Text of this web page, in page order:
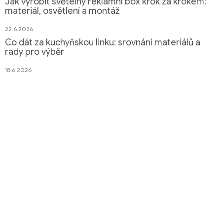
materiál, osvětlení a montáž
22.6.2026
Co dát za kuchyňskou linku: srovnání materiálů a
rady pro výběr
18.6.2026